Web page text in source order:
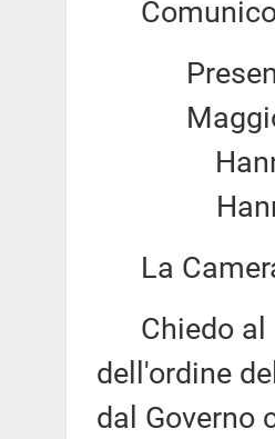
Comunico
Hanno
Hanno
La
Chiedo al
dell'ordine
dal Governo